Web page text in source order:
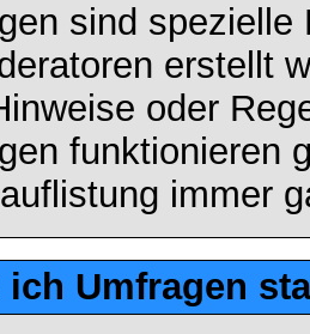
sind
erstellt
oder
funktionieren
immer
ich Umfragen